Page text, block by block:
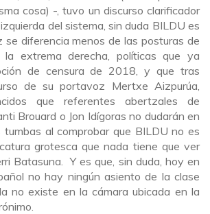
cosa) -, tuvo un discurso clarificador
del sistema, sin duda BILDU es
se diferencia menos de las posturas de
extrema derecha, políticas que ya
de censura de 2018, y que tras
de su portavoz Mertxe Aizpurúa,
que referentes abertzales de
Brouard o Jon Idígoras no dudarán en
al comprobar que BILDU no es
grotesca que nada tiene que ver
Batasuna. Y es que, sin duda, hoy en
no hay ningún asiento de la clase
no existe en la cámara ubicada en la